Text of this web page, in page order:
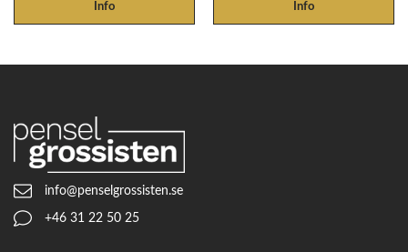
Info Info
info@penselgrossisten.se
+46 31 22 50 25